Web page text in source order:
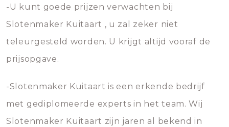
-U kunt goede prijzen verwachten bij
Slotenmaker Kuitaart , u zal zeker niet
teleurgesteld worden. U krijgt altijd vooraf de
prijsopgave.
-Slotenmaker Kuitaart is een erkende bedrijf
met gediplomeerde experts in het team. Wij
Slotenmaker Kuitaart zijn jaren al bekend in